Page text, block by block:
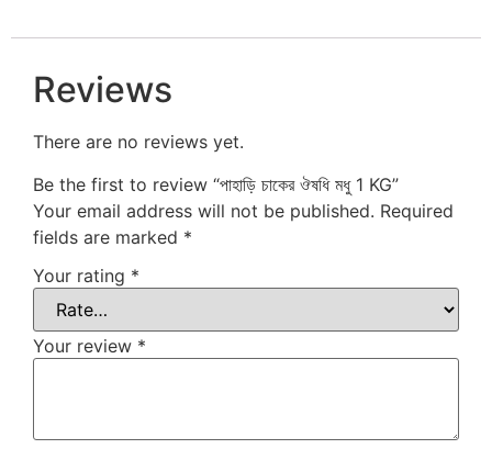
Reviews
There are no reviews yet.
Be the first to review “পাহাড়ি চাকের ঔষধি মধু 1 KG”
Your email address will not be published. Required
fields are marked *
Your rating *
Your review *